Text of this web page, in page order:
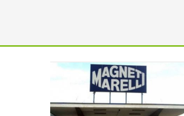
MUTTI ASSUME A OLIVETO
ADDIO BOLLETTE SALATE? LA